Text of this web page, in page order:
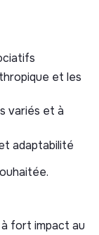
une logique
bénévoles,
dans une
de l'impact
et les
variés et à
adaptabilité
fort impact au